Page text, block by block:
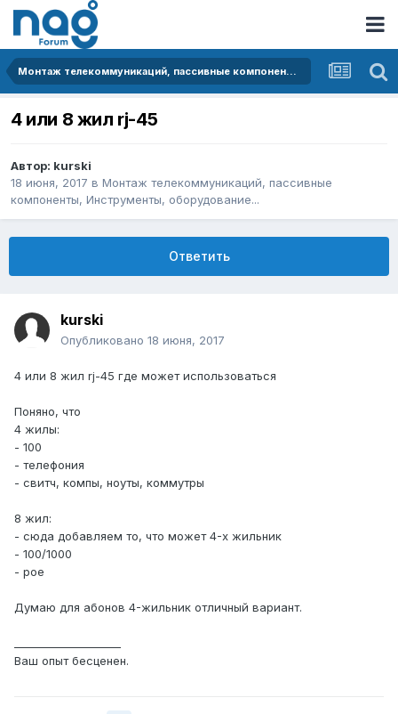
Монтаж телекоммуникаций, пассивные компоненты, Инструменты, оборудование...
4 или 8 жил rj-45
Автор: kurski
18 июня, 2017 в Монтаж телекоммуникаций, пассивные
компоненты, Инструменты, оборудование...
Ответить
kurski
Опубликовано 18 июня, 2017
4 или 8 жил rj-45 где может использоваться
Поняно, что
4 жилы:
- 100
- телефония
- свитч, компы, ноуты, коммутры
8 жил:
- сюда добавляем то, что может 4-х жильник
- 100/1000
- poe
Думаю для абонов 4-жильник отличный вариант.
Ваш опыт бесценен.